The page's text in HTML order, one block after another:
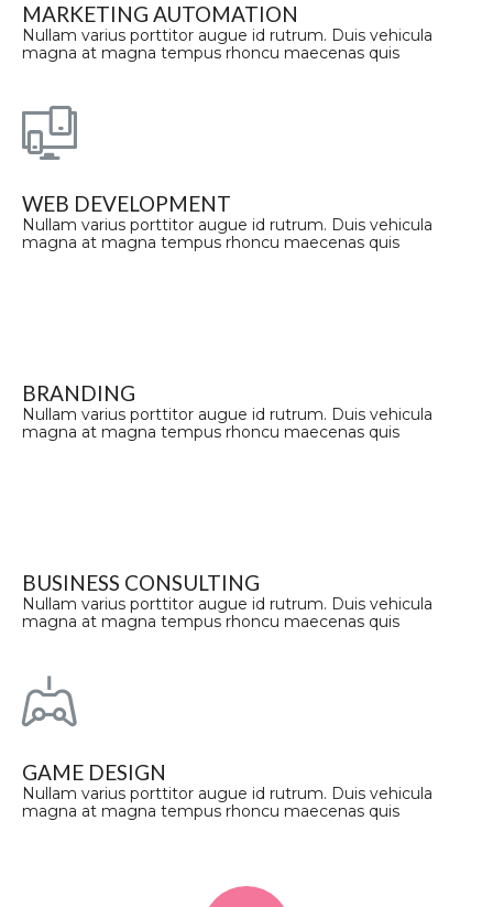
MARKETING AUTOMATION
Nullam varius porttitor augue id rutrum. Duis vehicula
magna at magna tempus rhoncu maecenas quis
WEB DEVELOPMENT
Nullam varius porttitor augue id rutrum. Duis vehicula
magna at magna tempus rhoncu maecenas quis
BRANDING
Nullam varius porttitor augue id rutrum. Duis vehicula
magna at magna tempus rhoncu maecenas quis
BUSINESS CONSULTING
Nullam varius porttitor augue id rutrum. Duis vehicula
magna at magna tempus rhoncu maecenas quis
GAME DESIGN
Nullam varius porttitor augue id rutrum. Duis vehicula
magna at magna tempus rhoncu maecenas quis